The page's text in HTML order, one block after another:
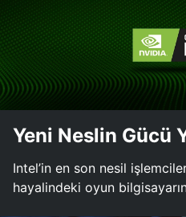
Yeni Neslin Gücü
Intel’in en son nesil
hayalindeki oyun